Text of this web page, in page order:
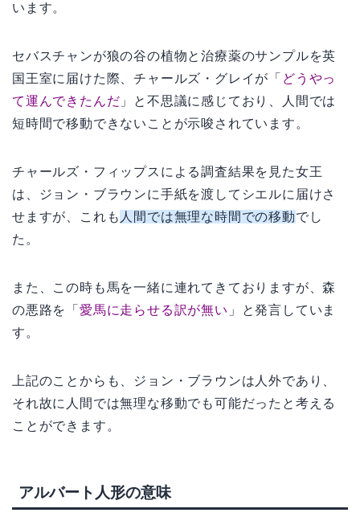
います。
セバスチャンが狼の谷の植物と治療薬のサンプルを英
国王室に届けた際、チャールズ・グレイが「 どうやっ
て運んできたんだ 」と不思議に感じており、人間では
短時間で移動できないことが示唆されています。
チャールズ・フィップスによる調査結果を見た女王
は、ジョン・ブラウンに手紙を渡してシエルに届けさ
せますが、これも 人間では無理な時間での移動でし
た。
また、この時も馬を一緒に連れてきておりますが、森
の悪路を「 愛馬に走らせる訳が無い 」と発言していま
す。
上記のことからも、ジョン・ブラウンは人外であり、
それ故に人間では無理な移動でも可能だったと考える
ことができます。
アルバート人形の意味